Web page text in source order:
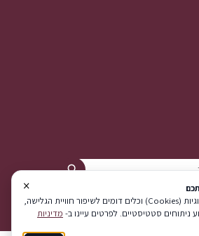
×
באתר נעשה שימוש בעוגיות (Cookies) וכלים דומים לשיפור חוויית הגלישה,
ניתוחים סטטיסטיים. לפרטים עיינו ב- מדיניות